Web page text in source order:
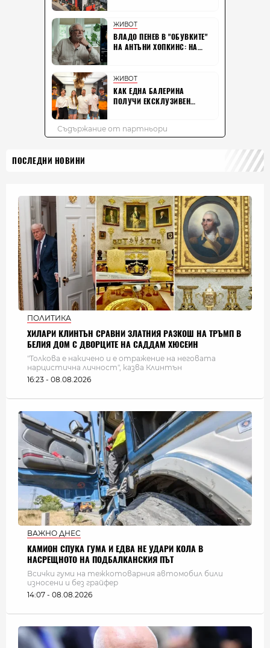
ПОСЛЕДНИ НОВИНИ
ПОЛИТИКА
ХИЛАРИ КЛИНТЪН СРАВНИ ЗЛАТНИЯ РАЗКОШ НА ТРЪМП В
БЕЛИЯ ДОМ С ДВОРЦИТЕ НА САДДАМ ХЮСЕИН
"Толкова е накичено и е отражение на неговата
нарцистична личност", казва Клинтън
16:23 - 08.08.2026
ВАЖНО ДНЕС
КАМИОН СПУКА ГУМА И ЕДВА НЕ УДАРИ КОЛА В
НАСРЕЩНОТО НА ПОДБАЛКАНСКИЯ ПЪТ
Всички гуми на тежкотоварния автомобил били
износени и без грайфер
14:07 - 08.08.2026